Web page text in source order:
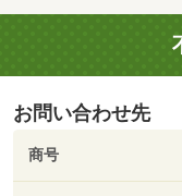
お問い合わせ先
商号